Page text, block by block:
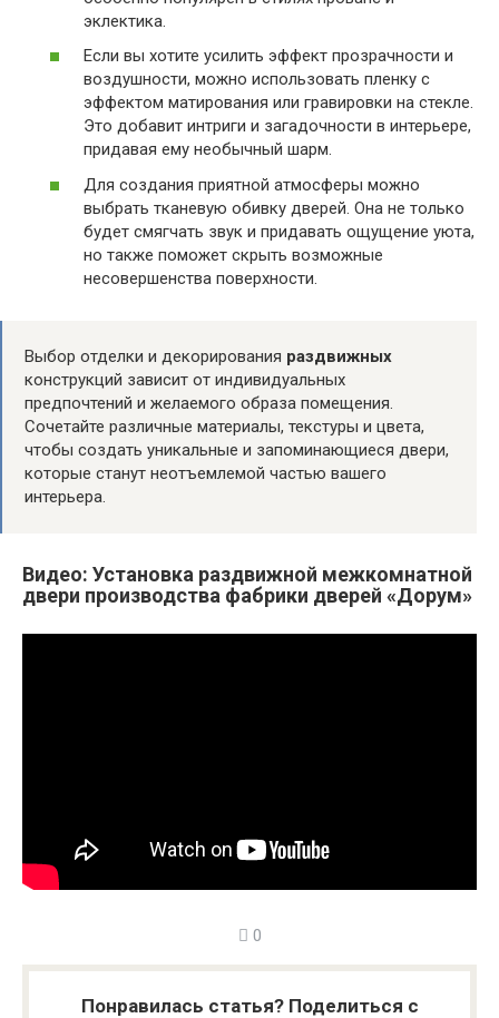
эклектика.
Если вы хотите усилить эффект прозрачности и
воздушности, можно использовать пленку с
эффектом матирования или гравировки на стекле.
Это добавит интриги и загадочности в интерьере,
придавая ему необычный шарм.
Для создания приятной атмосферы можно
выбрать тканевую обивку дверей. Она не только
будет смягчать звук и придавать ощущение уюта,
но также поможет скрыть возможные
несовершенства поверхности.
Выбор отделки и декорирования раздвижных
конструкций зависит от индивидуальных
предпочтений и желаемого образа помещения.
Сочетайте различные материалы, текстуры и цвета,
чтобы создать уникальные и запоминающиеся двери,
которые станут неотъемлемой частью вашего
интерьера.
Видео: Установка раздвижной межкомнатной
двери производства фабрики дверей «Дорум»
0
Понравилась статья? Поделиться с